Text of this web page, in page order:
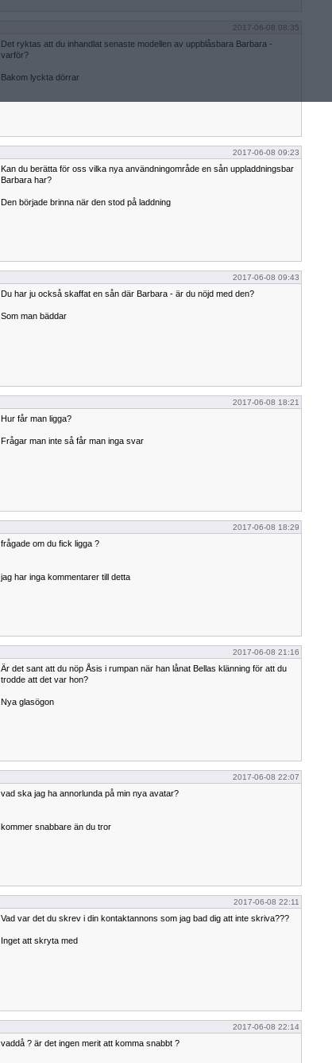
2017-06-08 08:35
Det ryktas att du inhandlat senaste modellen av uppblåsbara Barbara -
varför?
Bakom lyckta dörrar
2017-06-08 09:23
Kan du berätta för oss vilka nya användningområde en sån uppladdningsbar
Barbara har?
Den började brinna när den stod på laddning
2017-06-08 09:43
Du har ju också skaffat en sån där Barbara - är du nöjd med den?
Som man bäddar
2017-06-08 18:21
Hur får man ligga?
Frågar man inte så får man inga svar
2017-06-08 18:29
frågade om du fick ligga ?
jag har inga kommentarer till detta
2017-06-08 21:16
Är det sant att du nöp Åsis i rumpan när han lånat Bellas klänning för att du
trodde att det var hon?
Nya glasögon
2017-06-08 22:07
vad ska jag ha annorlunda på min nya avatar?
kommer snabbare än du tror
2017-06-08 22:11
Vad var det du skrev i din kontaktannons som jag bad dig att inte skriva???
Inget att skryta med
2017-06-08 22:14
vaddå ? är det ingen merit att komma snabbt ?